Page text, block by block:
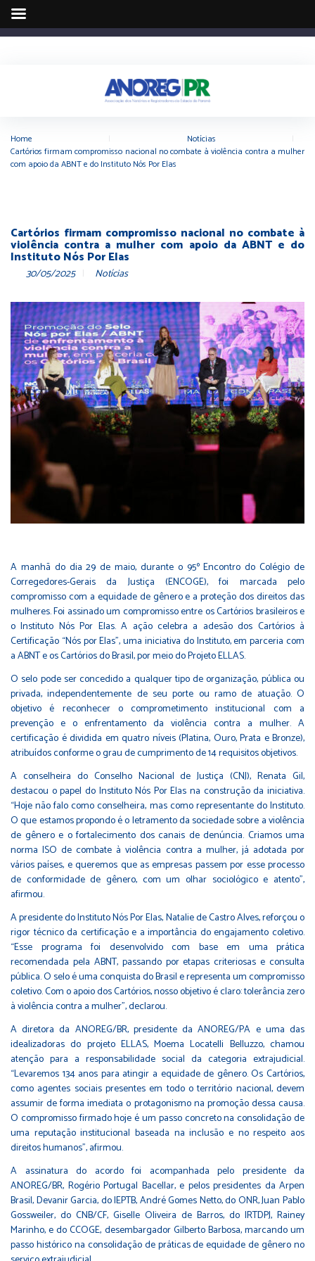
Home Notícias
Cartórios firmam compromisso nacional no combate à violência contra a mulher
com apoio da ABNT e do Instituto Nós Por Elas
Cartórios firmam compromisso nacional no combate à
violência contra a mulher com apoio da ABNT e do
Instituto Nós Por Elas
30/05/2025 Notícias
A manhã do dia 29 de maio, durante o 95º Encontro do Colégio de
Corregedores-Gerais da Justiça (ENCOGE), foi marcada pelo
compromisso com a equidade de gênero e a proteção dos direitos das
mulheres. Foi assinado um compromisso entre os Cartórios brasileiros e
o Instituto Nós Por Elas. A ação celebra a adesão dos Cartórios à
Certificação “Nós por Elas”, uma iniciativa do Instituto, em parceria com
a ABNT e os Cartórios do Brasil, por meio do Projeto ELLAS.
O selo pode ser concedido a qualquer tipo de organização, pública ou
privada, independentemente de seu porte ou ramo de atuação. O
objetivo é reconhecer o comprometimento institucional com a
prevenção e o enfrentamento da violência contra a mulher. A
certificação é dividida em quatro níveis (Platina, Ouro, Prata e Bronze),
atribuídos conforme o grau de cumprimento de 14 requisitos objetivos.
A conselheira do Conselho Nacional de Justiça (CNJ), Renata Gil,
destacou o papel do Instituto Nós Por Elas na construção da iniciativa.
“Hoje não falo como conselheira, mas como representante do Instituto.
O que estamos propondo é o letramento da sociedade sobre a violência
de gênero e o fortalecimento dos canais de denúncia. Criamos uma
norma ISO de combate à violência contra a mulher, já adotada por
vários países, e queremos que as empresas passem por esse processo
de conformidade de gênero, com um olhar sociológico e atento”,
afirmou.
A presidente do Instituto Nós Por Elas, Natalie de Castro Alves, reforçou o
rigor técnico da certificação e a importância do engajamento coletivo.
“Esse programa foi desenvolvido com base em uma prática
recomendada pela ABNT, passando por etapas criteriosas e consulta
pública. O selo é uma conquista do Brasil e representa um compromisso
coletivo. Com o apoio dos Cartórios, nosso objetivo é claro: tolerância zero
à violência contra a mulher”, declarou.
A diretora da ANOREG/BR, presidente da ANOREG/PA e uma das
idealizadoras do projeto ELLAS, Moema Locatelli Belluzzo, chamou
atenção para a responsabilidade social da categoria extrajudicial.
“Levaremos 134 anos para atingir a equidade de gênero. Os Cartórios,
como agentes sociais presentes em todo o território nacional, devem
assumir de forma imediata o protagonismo na promoção dessa causa.
O compromisso firmado hoje é um passo concreto na consolidação de
uma reputação institucional baseada na inclusão e no respeito aos
direitos humanos”, afirmou.
A assinatura do acordo foi acompanhada pelo presidente da
ANOREG/BR, Rogério Portugal Bacellar, e pelos presidentes da Arpen
Brasil, Devanir Garcia, do IEPTB, André Gomes Netto, do ONR, Juan Pablo
Gossweiler, do CNB/CF, Giselle Oliveira de Barros, do IRTDPJ, Rainey
Marinho, e do CCOGE, desembargador Gilberto Barbosa, marcando um
passo histórico na consolidação de práticas de equidade de gênero no